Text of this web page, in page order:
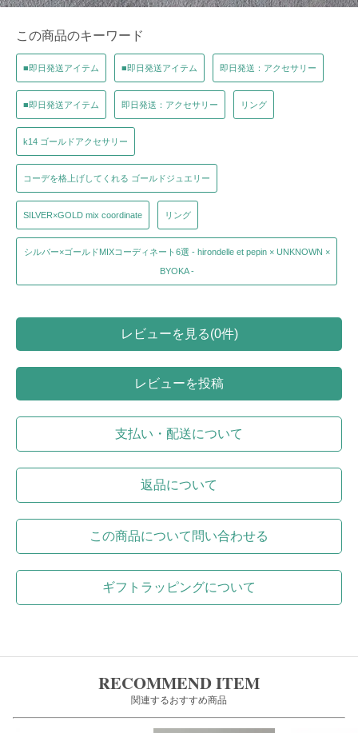
この商品のキーワード
■即日発送アイテム ■即日発送アイテム 即日発送：アクセサリー
■即日発送アイテム 即日発送：アクセサリー リング
k14 ゴールドアクセサリー
コーデを格上げしてくれる ゴールドジュエリー
SILVER×GOLD mix coordinate リング
シルバー×ゴールドMIXコーディネート6選 - hirondelle et pepin × UNKNOWN ×
BYOKA -
レビューを見る(0件)
レビューを投稿
支払い・配送について
返品について
この商品について問い合わせる
ギフトラッピングについて
RECOMMEND ITEM
関連するおすすめ商品